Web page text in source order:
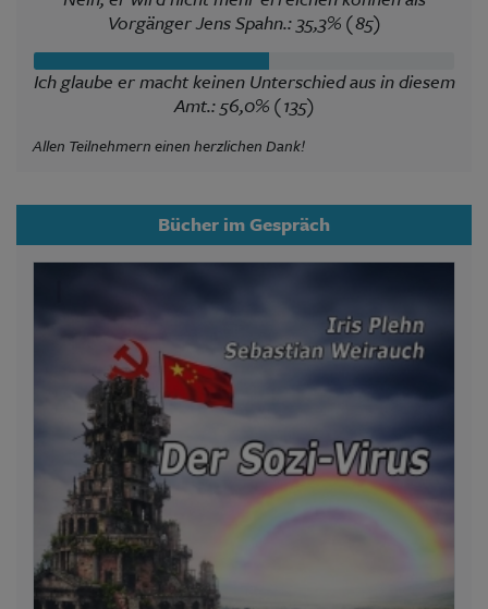
Vorgänger Jens Spahn.: 35,3% (85)
Ich glaube er macht keinen Unterschied aus in diesem
Amt.: 56,0% (135)
Allen Teilnehmern einen herzlichen Dank!
Bücher im Gespräch